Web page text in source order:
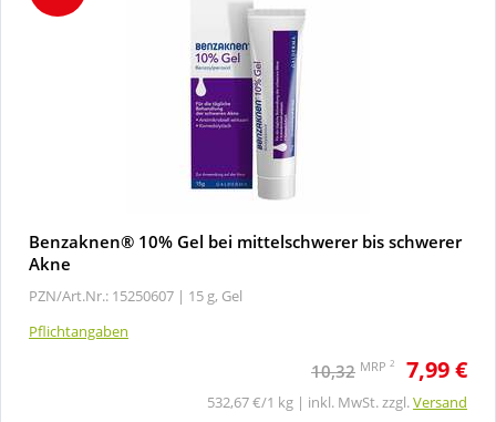
Benzaknen® 10% Gel bei mittelschwerer bis schwerer
Akne
PZN/Art.Nr.: 15250607 | 15 g, Gel
Pflichtangaben
10,32 MRP 2 7,99 €
532,67 €/1 kg | inkl. MwSt. zzgl.Versand